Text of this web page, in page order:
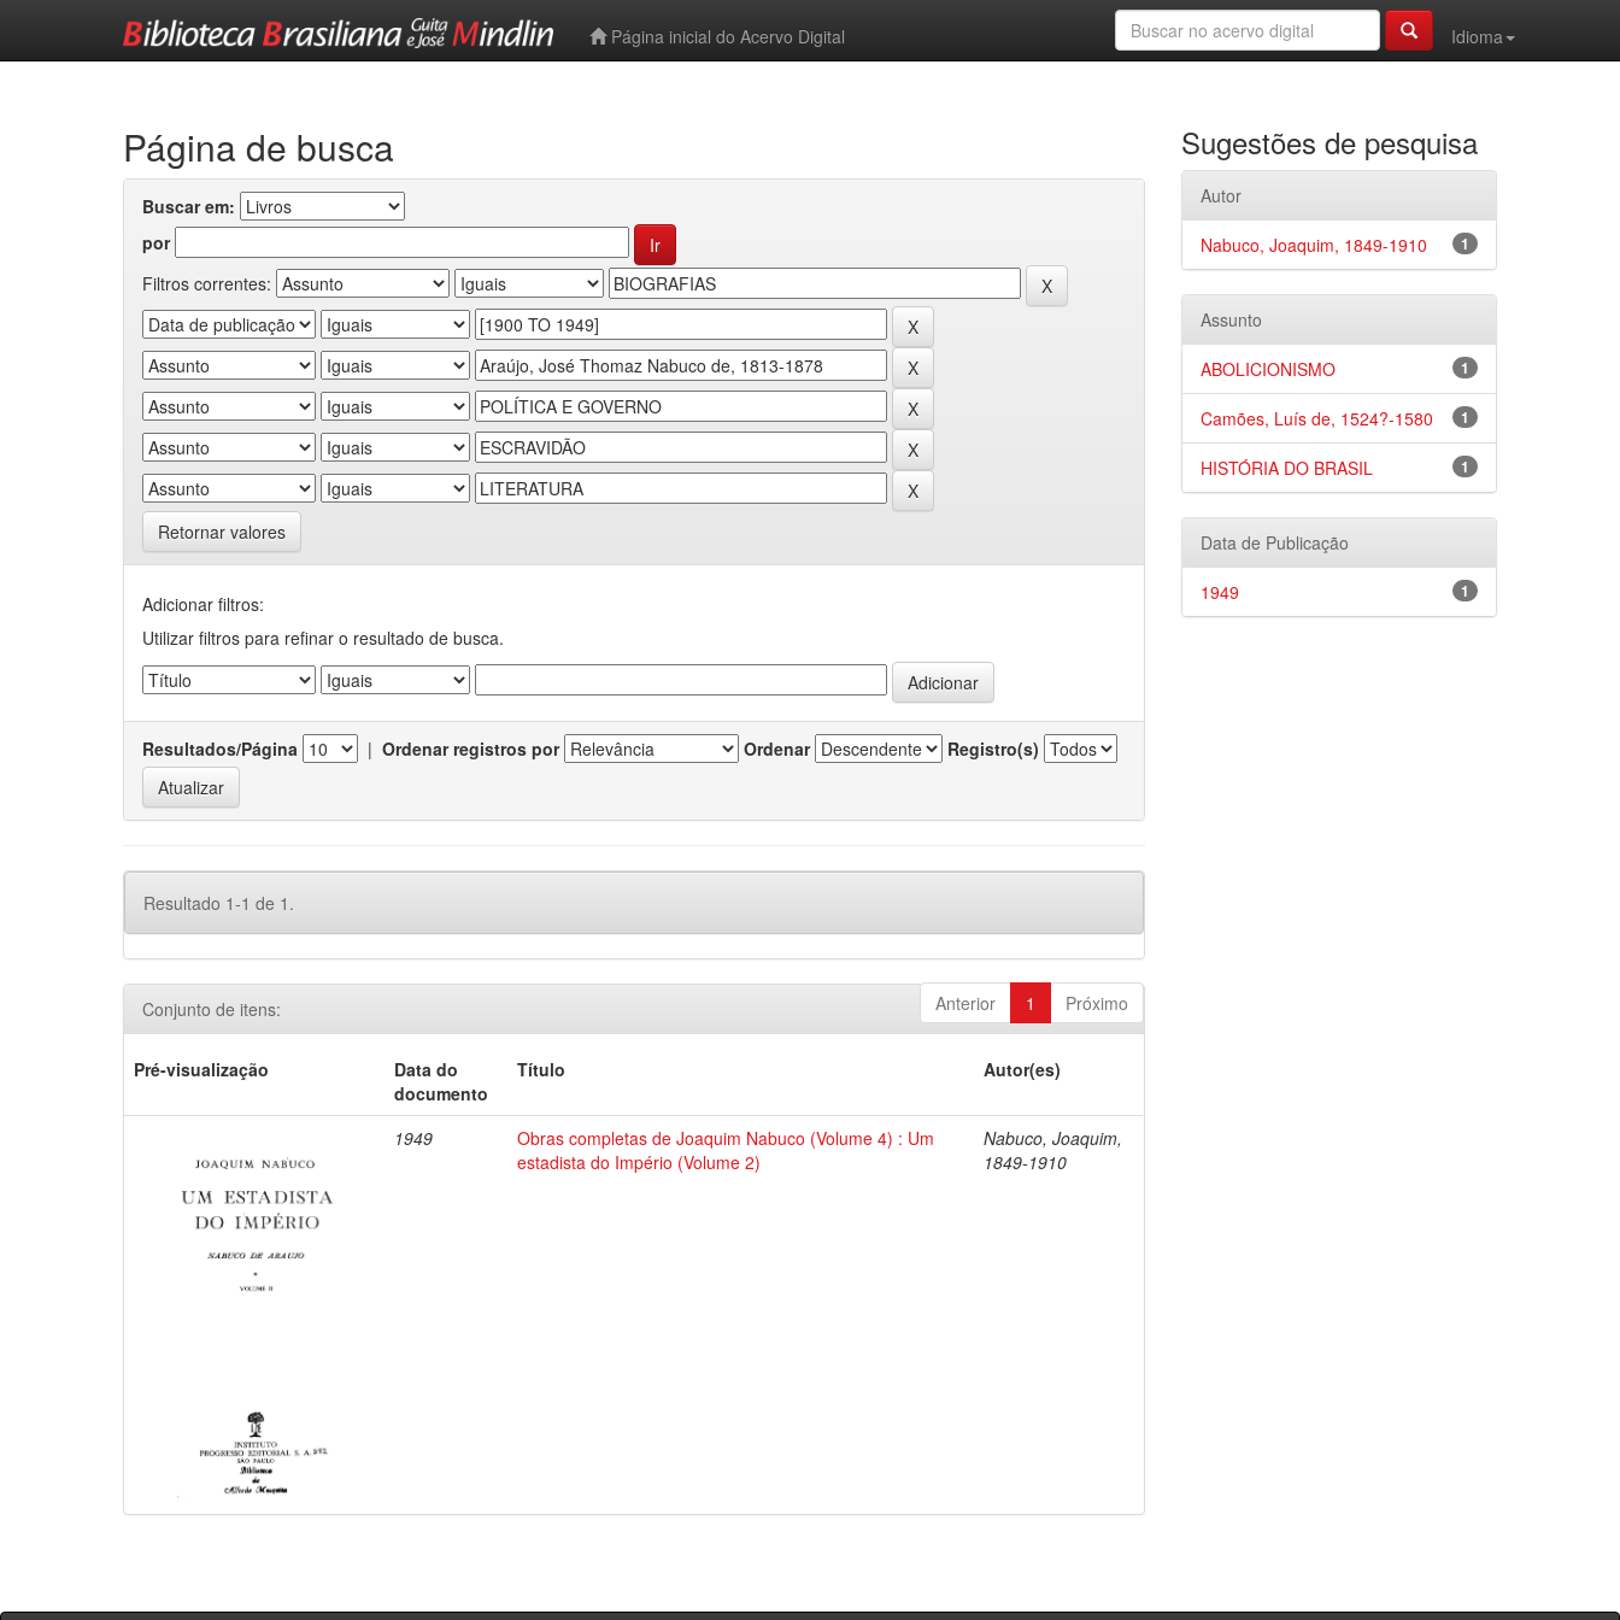
Página inicial do Acervo Digital
Idioma
Página de busca
Buscar em:
por
Filtros correntes:
Retornar valores
Adicionar filtros:
Utilizar filtros para refinar o resultado de busca.
Resultados/Página | Ordenar registros por Ordenar Registro(s)
Resultado 1-1 de 1.
Anterior 1 Próximo
Conjunto de itens:
Pré-visualização
Data do
documento
Título Autor(es)
1949
Obras completas de Joaquim Nabuco (Volume 4) : Um
estadista do Império (Volume 2)
Nabuco, Joaquim,
1849-1910
Sugestões de pesquisa
Autor
1
Nabuco, Joaquim, 1849-1910
Assunto
1
ABOLICIONISMO
1
Camões, Luís de, 1524?-1580
1
HISTÓRIA DO BRASIL
Data de Publicação
1
1949